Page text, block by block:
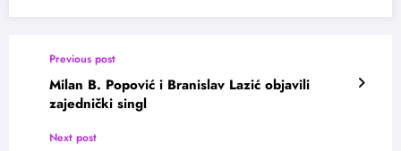
Previous post
Milan B. Popović i Branislav Lazić objavili
zajednički singl
Next post